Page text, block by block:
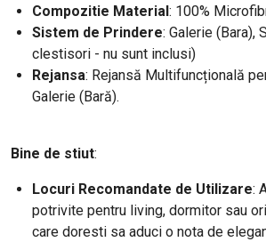
Compozitie Material: 100%
Sistem de Prindere: Galerie (Bara),
clestisori - nu sunt inclusi)
Rejansa: Rejansă Multifuncțională
Galerie (Bară).
Bine de stiut:
Locuri Recomandate de Utilizare:
potrivite pentru living, dormitor sau
care doresti sa aduci o nota de